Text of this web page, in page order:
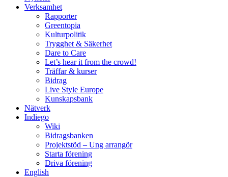
Verksamhet
Rapporter
Greentopia
Kulturpolitik
Trygghet & Säkerhet
Dare to Care
Let’s hear it from the crowd!
Träffar & kurser
Bidrag
Live Style Europe
Kunskapsbank
Nätverk
Indiego
Wiki
Bidragsbanken
Projektstöd – Ung arrangör
Starta förening
Driva förening
English